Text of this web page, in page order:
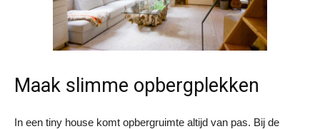
Maak slimme opbergplekken
In een tiny house komt opbergruimte altijd van pas. Bij de